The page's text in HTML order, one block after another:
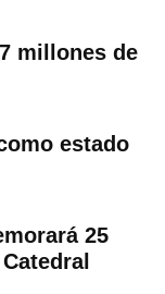
millones de
estado
25